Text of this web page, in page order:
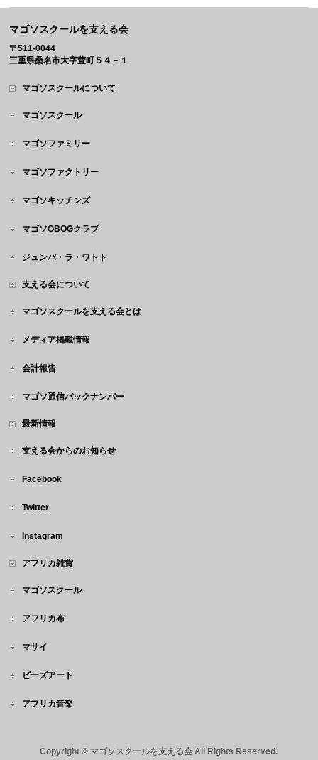
マゴソスクールを支える会
〒511-0044
三重県桑名市大字萱町５４－１
マゴソスクールについて
マゴソスクール
マゴソファミリー
マゴソファクトリー
マゴソキッチンズ
マゴソOBOGクラブ
ジュンバ・ラ・ワトト
支える会について
マゴソスクールを支える会とは
メディア掲載情報
会計報告
マゴソ通信バックナンバー
最新情報
支える会からのお知らせ
Facebook
Twitter
Instagram
アフリカ雑貨
マゴソスクール
アフリカ布
マサイ
ビーズアート
アフリカ音楽
Copyright © マゴソスクールを支える会 All Rights Reserved.